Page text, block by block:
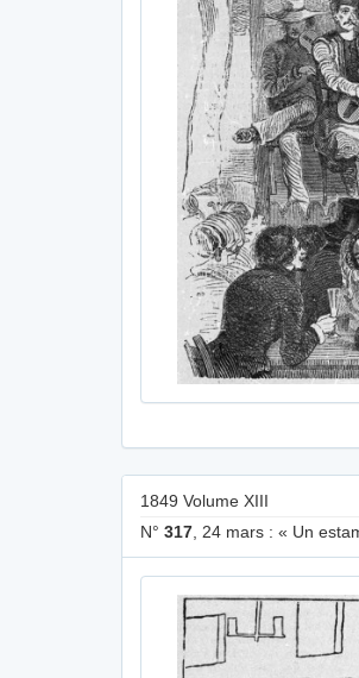
1849 Volume XIII
N° 317 , 24 mars : « Un